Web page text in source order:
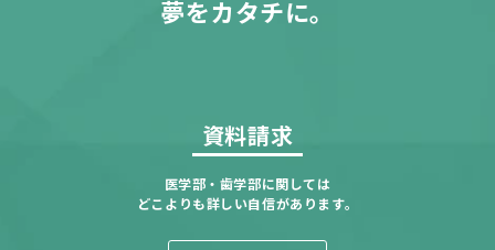
夢をカタチに。
資料請求
医学部・歯学部に関しては
どこよりも詳しい自信があります。